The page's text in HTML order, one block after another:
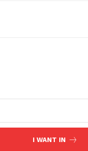
I WANT IN